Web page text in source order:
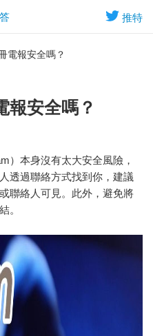
推特
電報安全嗎？
報安全嗎？
）本身沒有太大安全風險，
透過聯絡方式找到你，建議
聯絡人可見。此外，避免將
。